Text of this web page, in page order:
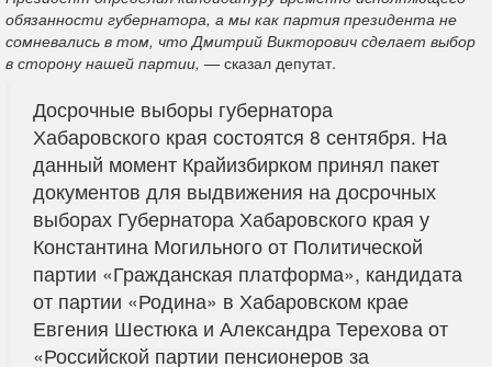
обязанности губернатора, а мы как партия президента не
сомневались в том, что Дмитрий Викторович сделает выбор
в сторону нашей партии, —сказал депутат.
Досрочные выборы губернатора
Хабаровского края состоятся 8 сентября. На
данный момент Крайизбирком принял пакет
документов для выдвижения на досрочных
выборах Губернатора Хабаровского края у
Константина Могильного от Политической
партии «Гражданская платформа», кандидата
от партии «Родина» в Хабаровском крае
Евгения Шестюка и Александра Терехова от
«Российской партии пенсионеров за